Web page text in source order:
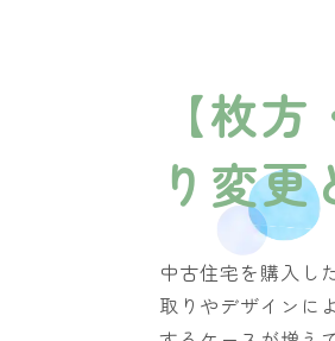
【枚
り変更
中古住宅を購入し
取りやデザインに